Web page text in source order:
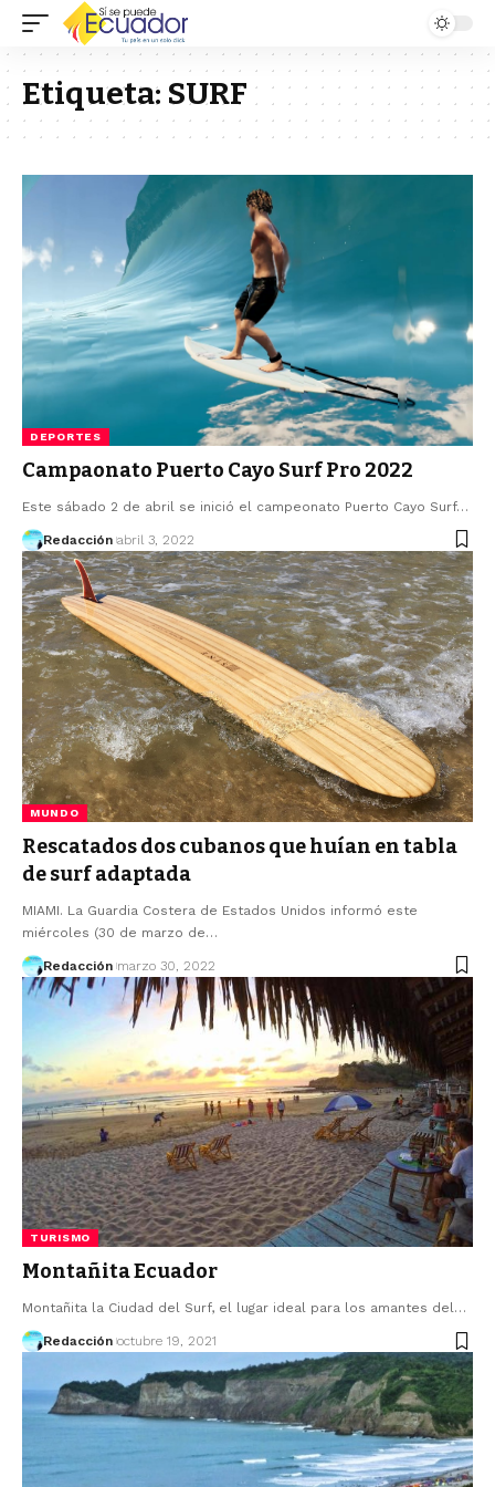
Etiqueta: SURF
DEPORTES
Campaonato Puerto Cayo Surf Pro 2022
Este sábado 2 de abril se inició el campeonato Puerto Cayo Surf…
Redacción abril 3, 2022
MUNDO
Rescatados dos cubanos que huían en tabla
de surf adaptada
MIAMI. La Guardia Costera de Estados Unidos informó este
miércoles (30 de marzo de…
Redacción marzo 30, 2022
TURISMO
Montañita Ecuador
Montañita la Ciudad del Surf, el lugar ideal para los amantes del…
Redacción octubre 19, 2021